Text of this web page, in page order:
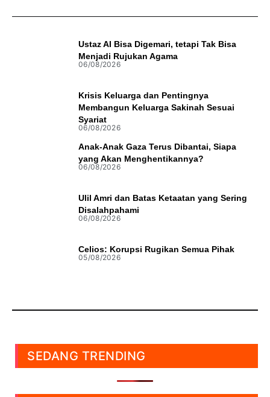
Ustaz AI Bisa Digemari, tetapi Tak Bisa
Menjadi Rujukan Agama
06/08/2026
Krisis Keluarga dan Pentingnya
Membangun Keluarga Sakinah Sesuai
Syariat
06/08/2026
Anak-Anak Gaza Terus Dibantai, Siapa
yang Akan Menghentikannya?
06/08/2026
Ulil Amri dan Batas Ketaatan yang Sering
Disalahpahami
06/08/2026
Celios: Korupsi Rugikan Semua Pihak
05/08/2026
SEDANG TRENDING